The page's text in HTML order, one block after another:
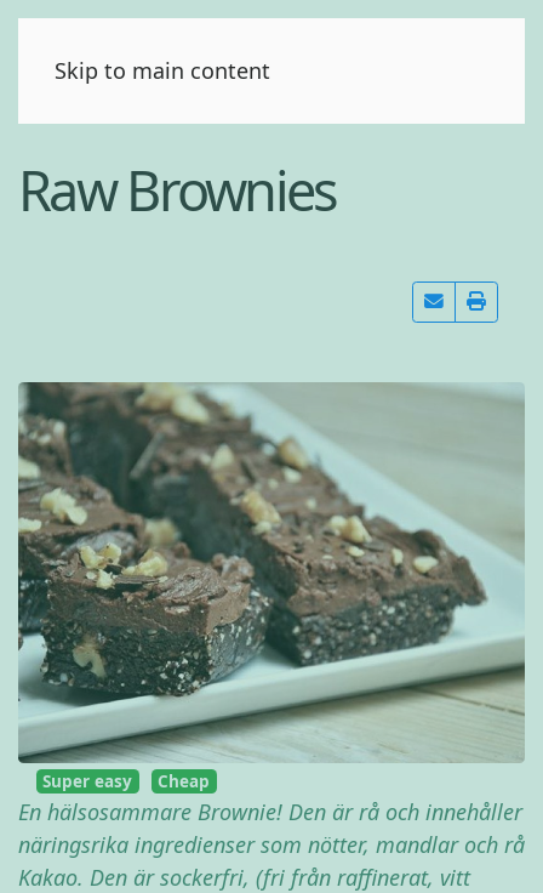
Skip to main content
Raw Brownies
Super easy Cheap
En hälsosammare Brownie! Den är rå och innehåller
näringsrika ingredienser som nötter, mandlar och rå
Kakao. Den är sockerfri, (fri från raffinerat, vitt